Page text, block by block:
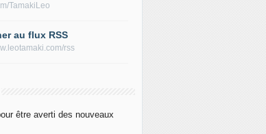
TamakiLeo
au flux RSS
rss
être averti des nouveaux